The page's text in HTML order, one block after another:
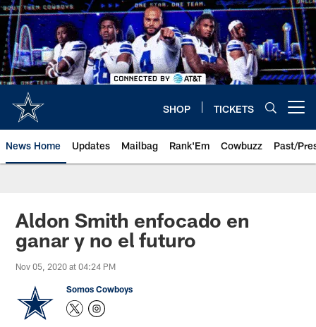
Skip
to
main
content
SHOP TICKETS
News Home Updates Mailbag Rank'Em Cowbuzz Past/
Aldon Smith enfocado en
ganar y no el futuro
Nov 05, 2020 at 04:24 PM
Somos Cowboys